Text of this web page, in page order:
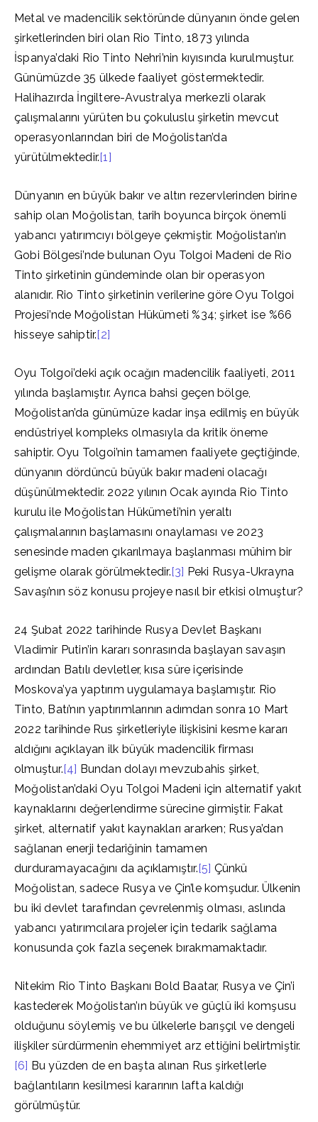
Metal ve madencilik sektöründe dünyanın önde gelen
şirketlerinden biri olan Rio Tinto, 1873 yılında
İspanya’daki Rio Tinto Nehri’nin kıyısında kurulmuştur.
Günümüzde 35 ülkede faaliyet göstermektedir.
Halihazırda İngiltere-Avustralya merkezli olarak
çalışmalarını yürüten bu çokuluslu şirketin mevcut
operasyonlarından biri de Moğolistan’da
yürütülmektedir.[1]
Dünyanın en büyük bakır ve altın rezervlerinden birine
sahip olan Moğolistan, tarih boyunca birçok önemli
yabancı yatırımcıyı bölgeye çekmiştir. Moğolistan’ın
Gobi Bölgesi’nde bulunan Oyu Tolgoi Madeni de Rio
Tinto şirketinin gündeminde olan bir operasyon
alanıdır. Rio Tinto şirketinin verilerine göre Oyu Tolgoi
Projesi’nde Moğolistan Hükümeti %34; şirket ise %66
hisseye sahiptir.[2]
Oyu Tolgoi’deki açık ocağın madencilik faaliyeti, 2011
yılında başlamıştır. Ayrıca bahsi geçen bölge,
Moğolistan’da günümüze kadar inşa edilmiş en büyük
endüstriyel kompleks olmasıyla da kritik öneme
sahiptir. Oyu Tolgoi’nin tamamen faaliyete geçtiğinde,
dünyanın dördüncü büyük bakır madeni olacağı
düşünülmektedir. 2022 yılının Ocak ayında Rio Tinto
kurulu ile Moğolistan Hükümeti’nin yeraltı
çalışmalarının başlamasını onaylaması ve 2023
senesinde maden çıkarılmaya başlanması mühim bir
gelişme olarak görülmektedir.[3] Peki Rusya-Ukrayna
Savaşı’nın söz konusu projeye nasıl bir etkisi olmuştur?
24 Şubat 2022 tarihinde Rusya Devlet Başkanı
Vladimir Putin’in kararı sonrasında başlayan savaşın
ardından Batılı devletler, kısa süre içerisinde
Moskova’ya yaptırım uygulamaya başlamıştır. Rio
Tinto, Batı’nın yaptırımlarının adımdan sonra 10 Mart
2022 tarihinde Rus şirketleriyle ilişkisini kesme kararı
aldığını açıklayan ilk büyük madencilik firması
olmuştur.[4] Bundan dolayı mevzubahis şirket,
Moğolistan’daki Oyu Tolgoi Madeni için alternatif yakıt
kaynaklarını değerlendirme sürecine girmiştir. Fakat
şirket, alternatif yakıt kaynakları ararken; Rusya’dan
sağlanan enerji tedariğinin tamamen
durduramayacağını da açıklamıştır.[5] Çünkü
Moğolistan, sadece Rusya ve Çin’le komşudur. Ülkenin
bu iki devlet tarafından çevrelenmiş olması, aslında
yabancı yatırımcılara projeler için tedarik sağlama
konusunda çok fazla seçenek bırakmamaktadır.
Nitekim Rio Tinto Başkanı Bold Baatar, Rusya ve Çin’i
kastederek Moğolistan’ın büyük ve güçlü iki komşusu
olduğunu söylemiş ve bu ülkelerle barışçıl ve dengeli
ilişkiler sürdürmenin ehemmiyet arz ettiğini belirtmiştir.
[6] Bu yüzden de en başta alınan Rus şirketlerle
bağlantıların kesilmesi kararının lafta kaldığı
görülmüştür.